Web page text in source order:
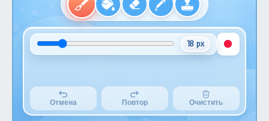
18 px
Отмена Повтор Очистить